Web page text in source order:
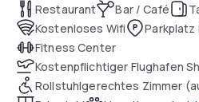
Restaurant Bar / Café
Kostenloses Wifi
Parkplatz
Fitness Center
Kostenpflichtiger Flughafen
Rollstuhlgerechtes Zimmer